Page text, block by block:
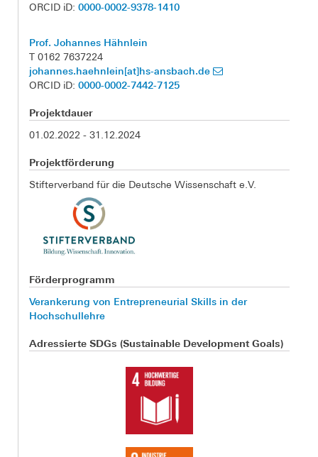
ORCID iD: 0000-0002-9378-1410
Prof. Johannes Hähnlein
T 0162 7637224
johannes.haehnlein[at]hs-ansbach.de
ORCID iD: 0000-0002-7442-7125
Projektdauer
01.02.2022 - 31.12.2024
Projektförderung
Stifterverband für die Deutsche Wissenschaft e.V.
Förderprogramm
Verankerung von Entrepreneurial Skills in der
Hochschullehre
Adressierte SDGs (Sustainable Development Goals)